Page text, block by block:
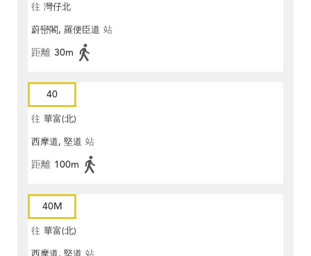
往 灣仔北
蔚巒閣, 羅便臣道 站
距離 30m
40
往 華富(北)
西摩道, 堅道 站
距離 100m
40M
往 華富(北)